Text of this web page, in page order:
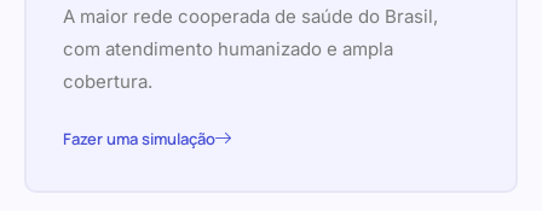
A maior rede cooperada de saúde do Brasil,
com atendimento humanizado e ampla
cobertura.
Fazer uma simulação